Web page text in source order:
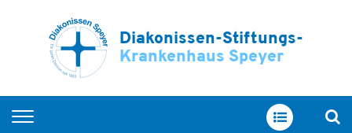
Diakonissen-Stiftungs-
Krankenhaus Speyer